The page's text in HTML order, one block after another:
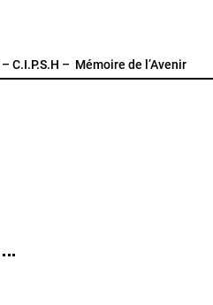
– C.I.P.S.H – Mémoire de l’Avenir